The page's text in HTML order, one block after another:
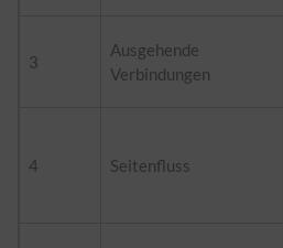
3
Ausgehende
Verbindungen
4 Seitenfluss